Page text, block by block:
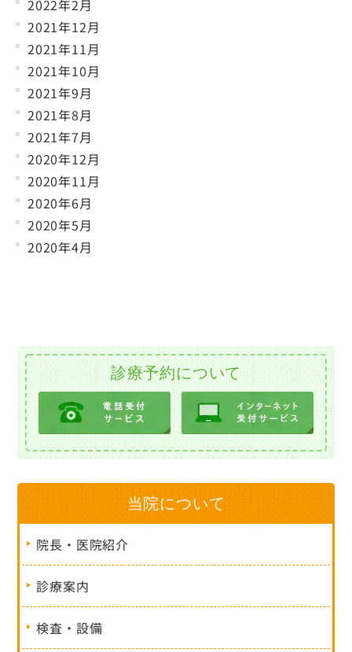
2022年2月
2021年12月
2021年11月
2021年10月
2021年9月
2021年8月
2021年7月
2020年12月
2020年11月
2020年6月
2020年5月
2020年4月
診療予約について
当院について
院長・医院紹介
診療案内
検査・設備